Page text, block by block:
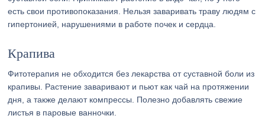
есть свои противопоказания. Нельзя заваривать траву людям с
гипертонией, нарушениями в работе почек и сердца.
Крапива
Фитотерапия не обходится без лекарства от суставной боли из
крапивы. Растение заваривают и пьют как чай на протяжении
дня, а также делают компрессы. Полезно добавлять свежие
листья в паровые ванночки.